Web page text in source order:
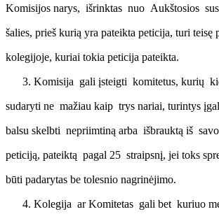
Komisijos narys, išrinktas nuo Aukštosios
šalies, prieš kurią yra pateikta peticija, turi teisę
kolegijoje, kuriai tokia peticija pateikta.
Komisija gali įsteigti komitetus, kurių
sudaryti ne mažiau kaip trys nariai, turintys
balsu skelbti nepriimtiną arba išbrauktą iš
peticiją, pateiktą pagal 25 straipsnį, jei toks
būti padarytas be tolesnio nagrinėjimo.
Kolegija ar Komitetas gali bet kuriuo